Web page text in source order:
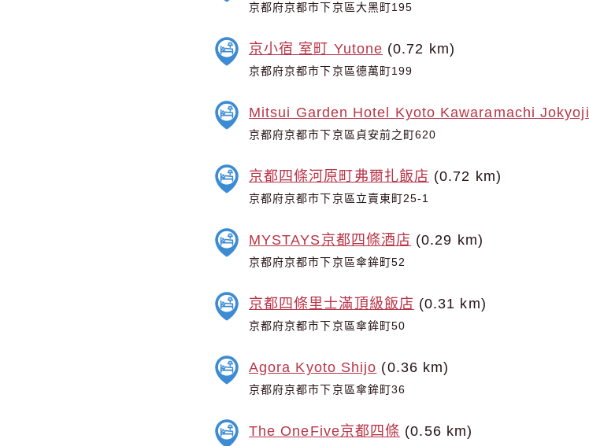
京都府京都市下京區大黑町195
京小宿 室町 Yutone (0.72 km)
京都府京都市下京區德萬町199
Mitsui Garden Hotel Kyoto Kawaramachi Jokyoji
京都府京都市下京區貞安前之町620
京都四條河原町弗爾扎飯店 (0.72 km)
京都府京都市下京區立賣東町25-1
MYSTAYS京都四條酒店 (0.29 km)
京都府京都市下京區傘鉾町52
京都四條里士滿頂級飯店 (0.31 km)
京都府京都市下京區傘鉾町50
Agora Kyoto Shijo (0.36 km)
京都府京都市下京區傘鉾町36
The OneFive京都四條 (0.56 km)